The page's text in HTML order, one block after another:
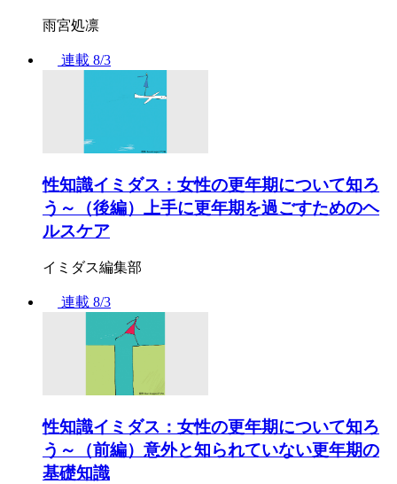
雨宮処凛
連載 8/3
性知識イミダス：女性の更年期について知ろ
う～（後編）上手に更年期を過ごすためのヘ
ルスケア
イミダス編集部
連載 8/3
性知識イミダス：女性の更年期について知ろ
う～（前編）意外と知られていない更年期の
基礎知識